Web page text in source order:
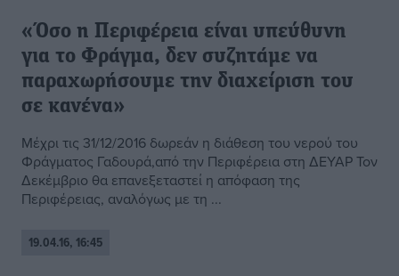
«Όσο η Περιφέρεια είναι υπεύθυνη
για το Φράγμα, δεν συζητάμε να
παραχωρήσουμε την διαχείριση του
σε κανένα»
Μέχρι τις 31/12/2016 δωρεάν η διάθεση του νερού του
Φράγματος Γαδουρά,από την Περιφέρεια στη ΔΕΥΑΡ Τον
Δεκέμβριο θα επανεξεταστεί η απόφαση της
Περιφέρειας, αναλόγως με τη ...
19.04.16, 16:45